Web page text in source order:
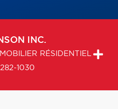
INC.
RÉSIDENTIEL
1030